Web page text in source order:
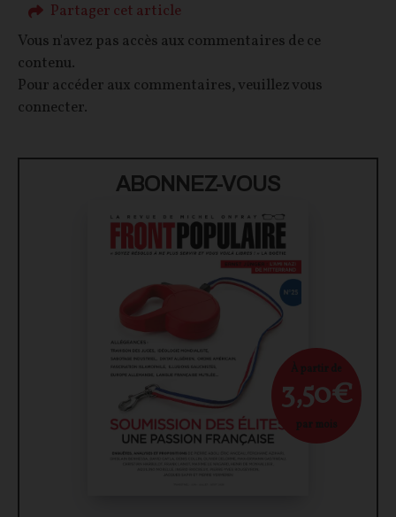
Partager cet article
Vous n'avez pas accès aux commentaires de ce
contenu.
Pour accéder aux commentaires, veuillez vous
connecter.
ABONNEZ-VOUS
À partir de
3,50€
par mois